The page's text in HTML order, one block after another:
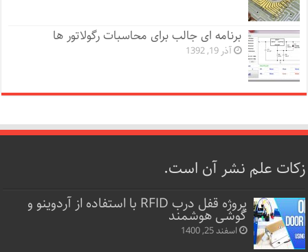
برنامه ای جالب برای محاسبات رگولاتور ها
آذر 19, 1392
زکات علم نشر آن است.
پروژه قفل‌ درب RFID با استفاده از آردوینو و
گوشی هوشمند
اسفند 25, 1400